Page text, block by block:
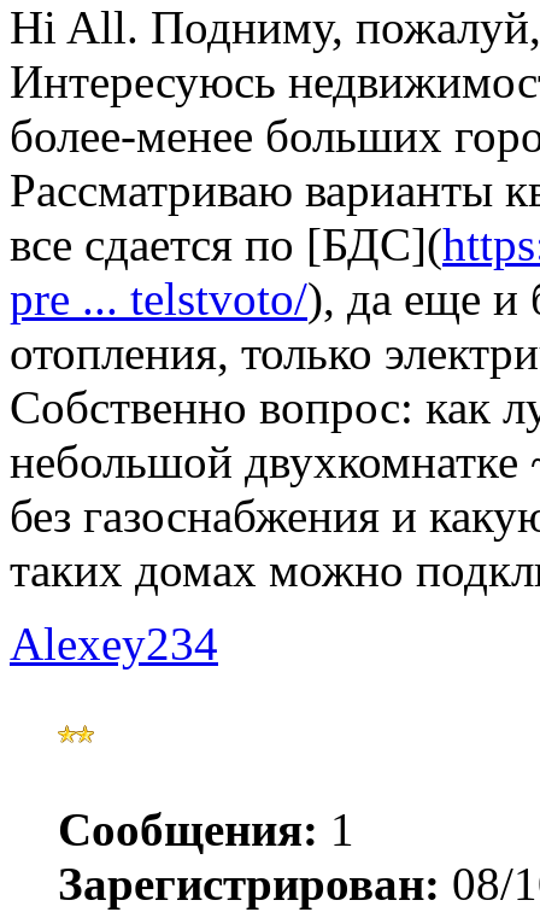
Hi All. Подниму,
Интересуюсь
более-менее больших
Рассматриваю варианты
все сдается по [БДС](
pre ... telstvoto/), да еще и
отопления, только
Собственно вопрос: как
небольшой
без газоснабжения и
таких домах можно
Alexey234
Сообщения: 1
Зарегистрирован: 08/